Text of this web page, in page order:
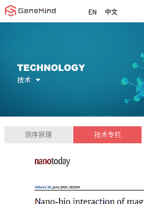
EN 中文
测序原理 技术专栏